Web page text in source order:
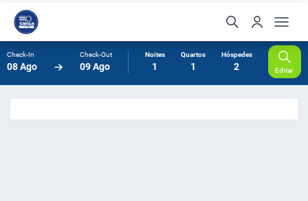
Check-In
08 Ago
Check-Out
09 Ago
Noites
1
Quartos
1
Hóspedes
2 Editar